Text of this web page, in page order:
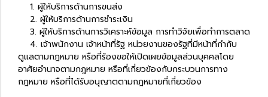
1. ผู้ให้บริการด้านการขนส่ง
2. ผู้ให้บริการด้านการชำระเงิน
3. ผู้ให้บริการด้านการวิเคราะห์ข้อมูล การทำวิจัยเพื่อทำการตลาด
4. เจ้าพนักงาน เจ้าหน้าที่รัฐ หน่วยงานของรัฐที่มีหน้าที่กำกับ
ดูแลตามกฎหมาย หรือที่ร้องขอให้เปิดเผยข้อมูลส่วนบุคคลโดย
อาศัยอำนาจตามกฎหมาย หรือที่เกี่ยวข้องกับกระบวนการทาง
กฎหมาย หรือที่ได้รับอนุญาตตามกฎหมายที่เกี่ยวข้อง